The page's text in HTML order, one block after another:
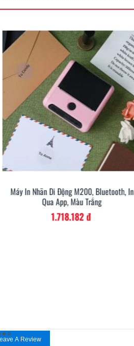
Máy In Nhãn Di Động M200, Bluetooth, In
Qua App, Màu Trắng
1.718.182 đ
A Review